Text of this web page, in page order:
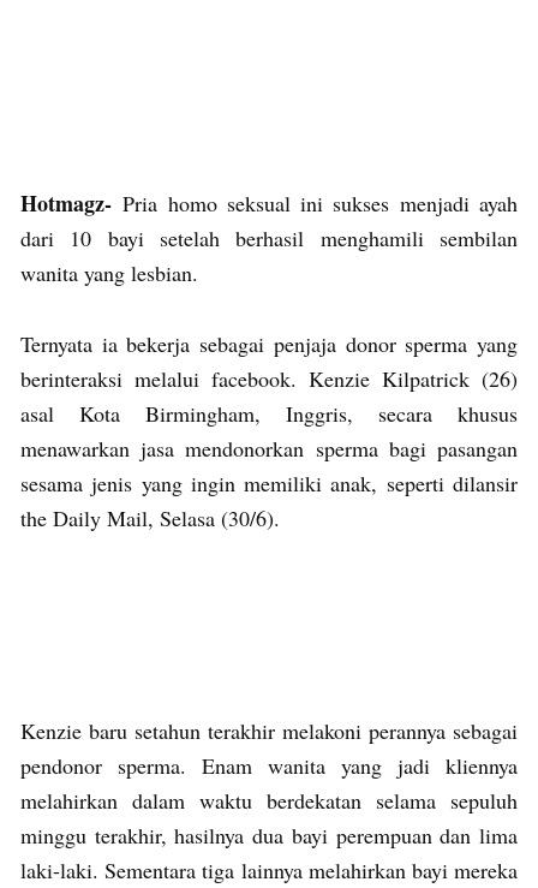
Hotmagz-Pria homo seksual ini sukses menjadi ayah
dari 10 bayi setelah berhasil menghamili sembilan
wanita yang lesbian.
Ternyata ia bekerja sebagai penjaja donor sperma yang
berinteraksi melalui facebook. Kenzie Kilpatrick (26)
asal Kota Birmingham, Inggris, secara khusus
menawarkan jasa mendonorkan sperma bagi pasangan
sesama jenis yang ingin memiliki anak, seperti dilansir
the Daily Mail, Selasa (30/6).
Kenzie baru setahun terakhir melakoni perannya sebagai
pendonor sperma. Enam wanita yang jadi kliennya
melahirkan dalam waktu berdekatan selama sepuluh
minggu terakhir, hasilnya dua bayi perempuan dan lima
laki-laki. Sementara tiga lainnya melahirkan bayi mereka